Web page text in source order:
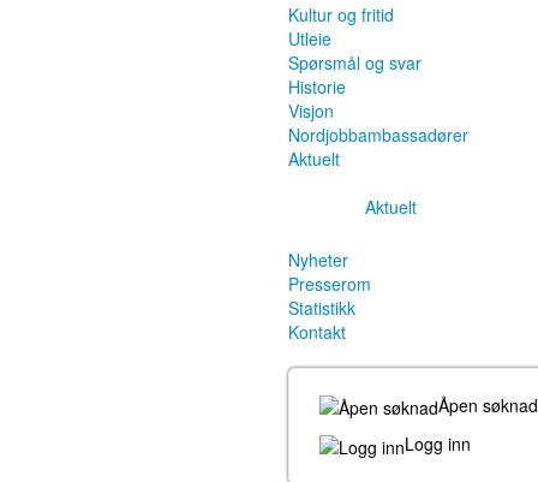
Kultur og fritid
Utleie
Spørsmål og svar
Historie
Visjon
Nordjobbambassadører
Aktuelt
Aktuelt
Nyheter
Presserom
Statistikk
Kontakt
Åpen søknad
Logg inn